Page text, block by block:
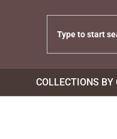
COLLECTIONS BY